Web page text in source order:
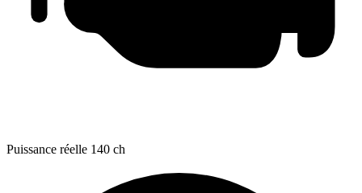
Puissance réelle 140 ch